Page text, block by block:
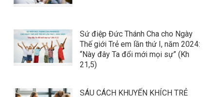
Sứ điệp Đức Thánh Cha cho Ngày
Thế giới Trẻ em lần thứ I, năm 2024:
“Này đây Ta đổi mới mọi sự” (Kh
21,5)
SÁU CÁCH KHUYẾN KHÍCH TRẺ